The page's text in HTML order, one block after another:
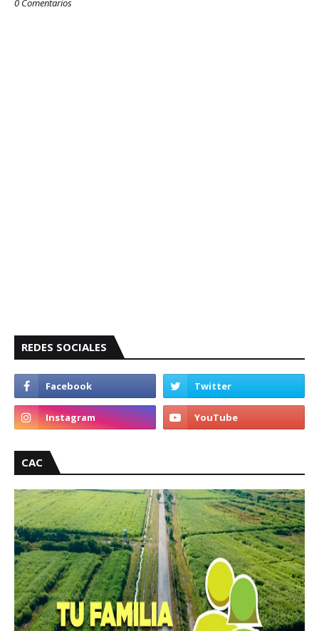
0 Comentarios
REDES SOCIALES
CAC